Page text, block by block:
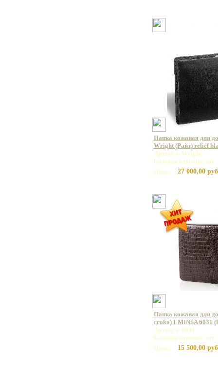
Папка кожаная для
Wright (Райт) relief
Артикул: Wright
Базовая единица: шт
Цена:
27 000,00
Папка кожаная для
croko) EMINSA 6031
Артикул: 6031
Базовая единица: шт
Цена:
15 500,00